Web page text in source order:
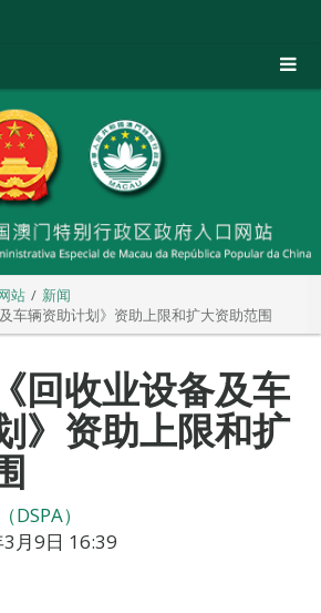
站
新闻
车辆资助计划》资助上限和扩大资助范围
回收业设备及车
》资助上限和扩
DSPA）
月9日 16:39